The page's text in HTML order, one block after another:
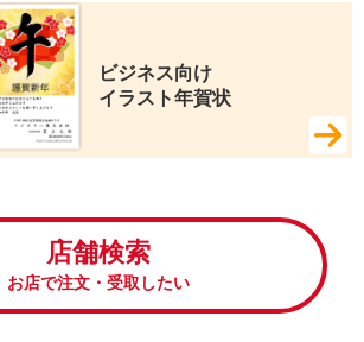
ビジネス向け
イラスト年賀状
店舗検索
お店で注文・受取したい